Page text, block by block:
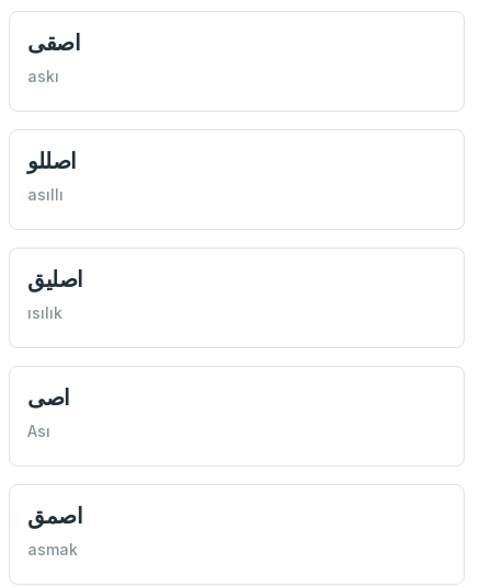
اصقی
askı
اصللو
asıllı
اصليق
ısılık
اصی
Ası
اصمق
asmak